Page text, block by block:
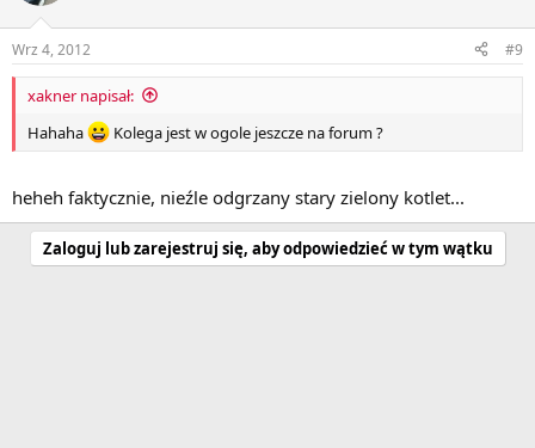
Wrz 4, 2012 #9
xakner napisał:
Hahaha
Kolega jest w ogole jeszcze na forum ?
heheh faktycznie, nieźle odgrzany stary zielony kotlet...
Zaloguj lub zarejestruj się, aby odpowiedzieć w tym wątku